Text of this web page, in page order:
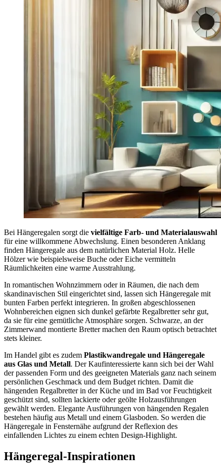
Bei Hängeregalen sorgt die vielfältige Farb- und Materialauswahl
für eine willkommene Abwechslung. Einen besonderen Anklang
finden Hängeregale aus dem natürlichen Material Holz. Helle
Hölzer wie beispielsweise Buche oder Eiche vermitteln
Räumlichkeiten eine warme Ausstrahlung.
In romantischen Wohnzimmern oder in Räumen, die nach dem
skandinavischen Stil eingerichtet sind, lassen sich Hängeregale mit
bunten Farben perfekt integrieren. In großen abgeschlossenen
Wohnbereichen eignen sich dunkel gefärbte Regalbretter sehr gut,
da sie für eine gemütliche Atmosphäre sorgen. Schwarze, an der
Zimmerwand montierte Bretter machen den Raum optisch betrachtet
stets kleiner.
Im Handel gibt es zudem Plastikwandregale und Hängeregale
aus Glas und Metall. Der Kaufinteressierte kann sich bei der Wahl
der passenden Form und des geeigneten Materials ganz nach seinem
persönlichen Geschmack und dem Budget richten. Damit die
hängenden Regalbretter in der Küche und im Bad vor Feuchtigkeit
geschützt sind, sollten lackierte oder geölte Holzausführungen
gewählt werden. Elegante Ausführungen von hängenden Regalen
bestehen häufig aus Metall und einem Glasboden. So werden die
Hängeregale in Fensternähe aufgrund der Reflexion des
einfallenden Lichtes zu einem echten Design-Highlight.
Hängeregal-Inspirationen